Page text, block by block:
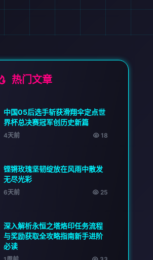
热门文章
中国05后选手斩获滑翔伞定点世
界杯总决赛冠军创历史新篇
4天前 18
铿锵玫瑰坚韧绽放在风雨中散发
无尽光彩
6天前 25
深入解析永恒之塔烙印任务流程
与奖励获取全攻略指南新手进阶
必读